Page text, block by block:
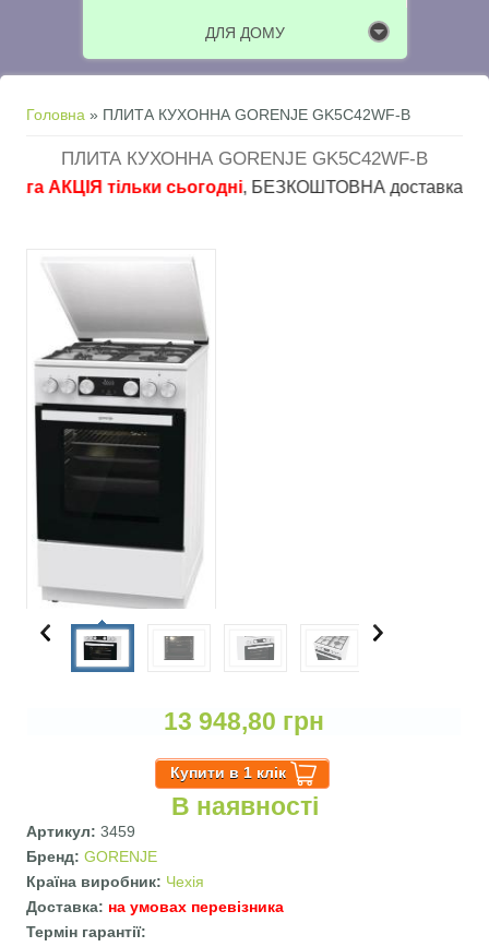
ДЛЯ ДОМУ
Ви є тут
Головна » ПЛИТА КУХОННА GORENJE GK5C42WF-B
ПЛИТА КУХОННА GORENJE GK5C42WF-B
тільки сьогодні, БЕЗКОШТОВНА доставка в
13 948,80 грн
В наявності
Артикул:3459
Бренд:GORENJE
Країна виробник: Чехія
Доставка: на умовах перевізника
Термін гарантії: